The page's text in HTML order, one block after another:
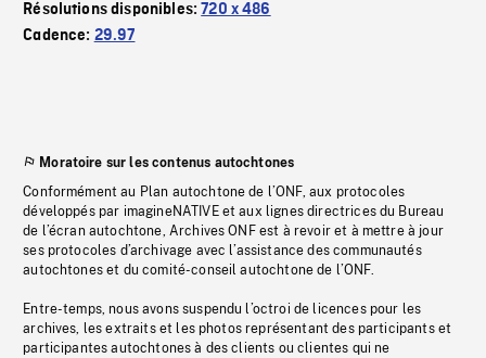
Résolutions disponibles:720 x 486
Cadence: 29.97
Moratoire sur les contenus autochtones
Conformément au Plan autochtone de l’ONF, aux protocoles
développés par imagineNATIVE et aux lignes directrices du Bureau
de l’écran autochtone, Archives ONF est à revoir et à mettre à jour
ses protocoles d’archivage avec l’assistance des communautés
autochtones et du comité-conseil autochtone de l’ONF.
Entre-temps, nous avons suspendu l’octroi de licences pour les
archives, les extraits et les photos représentant des participants et
participantes autochtones à des clients ou clientes qui ne